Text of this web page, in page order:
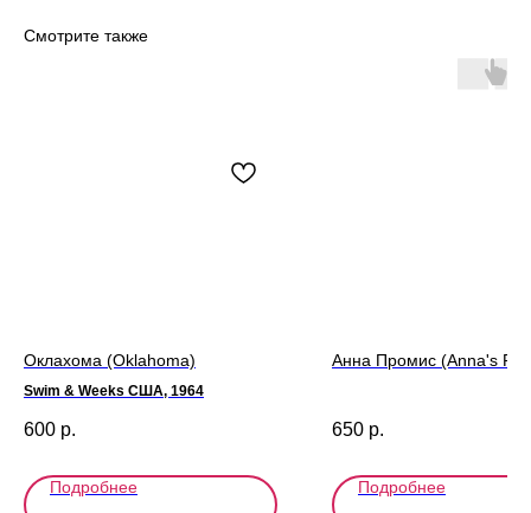
Смотрите также
Оклахома (Oklahoma)
Swim & Weeks США, 1964
600 р.
Подробнее
Анна Промис (Anna's
650 р.
Подробнее